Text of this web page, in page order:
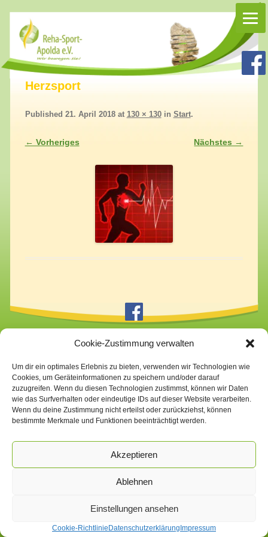
Cookie-Zustimmung verwalten
Um dir ein optimales Erlebnis zu bieten, verwenden wir Technologien wie
Cookies, um Geräteinformationen zu speichern und/oder darauf
zuzugreifen. Wenn du diesen Technologien zustimmst, können wir Daten
wie das Surfverhalten oder eindeutige IDs auf dieser Website verarbeiten.
Wenn du deine Zustimmung nicht erteilst oder zurückziehst, können
bestimmte Merkmale und Funktionen beeinträchtigt werden.
Akzeptieren
Ablehnen
Einstellungen ansehen
Cookie-Richtlinie Datenschutzerklärung Impressum
Rehasport Apolda
Herzsport
Published 21. April 2018at 130 × 130in Start.
← Vorheriges Nächstes →
Impressum Datenschutzerklärung Cookie-Richtlinie (EU)